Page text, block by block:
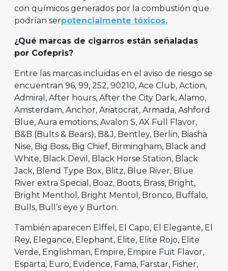
con químicos generados por la combustión que
podrían serpotencialmente tóxicos.
¿Qué marcas de cigarros están señaladas
por Cofepris?
Entre las marcas incluidas en el aviso de riesgo se
encuentran 96, 99, 252, 90210, Ace Club, Action,
Admiral, After hours, After the City Dark, Alamo,
Amsterdam, Anchor, Ariatocrat, Armada, Ashford
Blue, Aura emotions, Avalon S, AX Full Flavor,
B&B (Bults & Bears), B&J, Bentley, Berlin, Biasha
Nise, Big Boss, Big Chief, Birmingham, Black and
White, Black Devil, Black Horse Station, Black
Jack, Blend Type Box, Blitz, Blue River, Blue
River extra Special, Boaz, Boots, Brass, Bright,
Bright Menthol, Bright Mentol, Bronco, Buffalo,
Bulls, Bull’s eye y Burton.
También aparecen Elffel, El Capo, El Elegante, El
Rey, Elegance, Elephant, Elite, Elite Rojo, Elite
Verde, Englishman, Empire, Empire Fuit Flavor,
Esparta, Euro, Evidence, Fama, Farstar, Fisher,